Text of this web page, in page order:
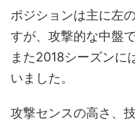
ポジションは主に左
すが、攻撃的な中盤
また2018シーズンに
いました。
攻撃センスの高さ、